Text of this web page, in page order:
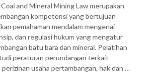
and Mineral Mining Law merupakan
kompetensi yang bertujuan
pemahaman mendalam mengenai
dan regulasi hukum yang mengatur
batu bara dan mineral. Pelatihan
peraturan perundangan terkait
usaha pertambangan, hak dan …